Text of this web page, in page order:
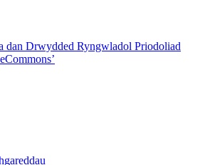
dan Drwydded Ryngwladol Priodoliad